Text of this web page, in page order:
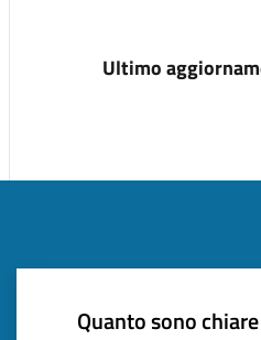
Ultimo
Quanto sono